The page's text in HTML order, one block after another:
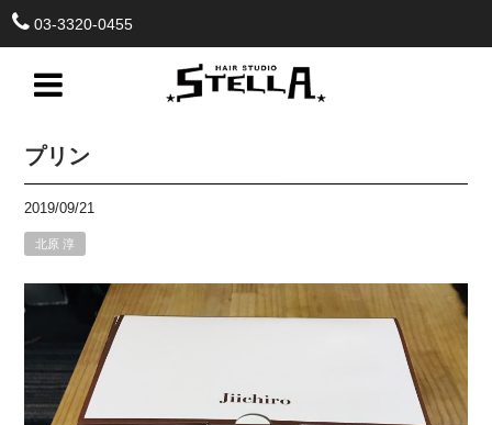
03-3320-0455
プリン
2019/09/21
北原 淳